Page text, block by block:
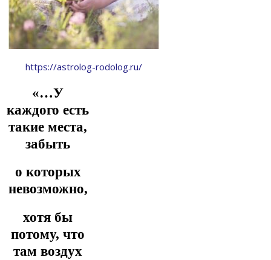
https://astrolog-rodolog.ru/
«…У
каждого есть
такие места,
забыть
о которых
невозможно,
хотя бы
потому, что
там воздух